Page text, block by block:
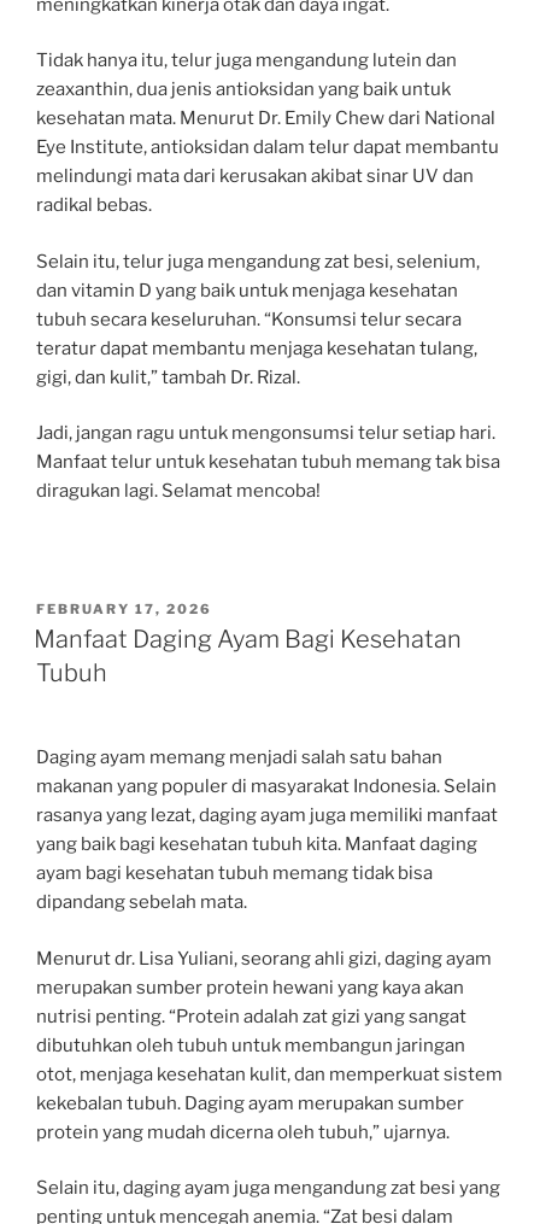
Tidak hanya itu, telur juga mengandung lutein dan
zeaxanthin, dua jenis antioksidan yang baik untuk
kesehatan mata. Menurut Dr. Emily Chew dari National
Eye Institute, antioksidan dalam telur dapat membantu
melindungi mata dari kerusakan akibat sinar UV dan
radikal bebas.
Selain itu, telur juga mengandung zat besi, selenium,
dan vitamin D yang baik untuk menjaga kesehatan
tubuh secara keseluruhan. “Konsumsi telur secara
teratur dapat membantu menjaga kesehatan tulang,
gigi, dan kulit,” tambah Dr. Rizal.
Jadi, jangan ragu untuk mengonsumsi telur setiap hari.
Manfaat telur untuk kesehatan tubuh memang tak bisa
diragukan lagi. Selamat mencoba!
POSTED
ON
FEBRUARY 17, 2026
Manfaat Daging Ayam Bagi Kesehatan
Tubuh
Daging ayam memang menjadi salah satu bahan
makanan yang populer di masyarakat Indonesia. Selain
rasanya yang lezat, daging ayam juga memiliki manfaat
yang baik bagi kesehatan tubuh kita. Manfaat daging
ayam bagi kesehatan tubuh memang tidak bisa
dipandang sebelah mata.
Menurut dr. Lisa Yuliani, seorang ahli gizi, daging ayam
merupakan sumber protein hewani yang kaya akan
nutrisi penting. “Protein adalah zat gizi yang sangat
dibutuhkan oleh tubuh untuk membangun jaringan
otot, menjaga kesehatan kulit, dan memperkuat sistem
kekebalan tubuh. Daging ayam merupakan sumber
protein yang mudah dicerna oleh tubuh,” ujarnya.
Selain itu, daging ayam juga mengandung zat besi yang
penting untuk mencegah anemia. “Zat besi dalam